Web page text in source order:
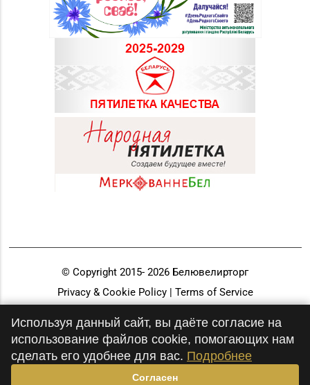
© Copyright 2015- 2026 Белювелирторг
Privacy & Cookie Policy | Terms of Service
Используя данный сайт, вы даёте согласие на
использование файлов cookie, помогающих нам
сделать его удобнее для вас. Подробнее
Согласен